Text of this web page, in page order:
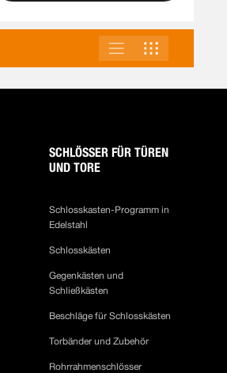
ANSICHTLISTE
SCHLÖSSER FÜR TÜREN
UND TORE
Schlosskasten-Programm in
Edelstahl
Schlosskästen
Gegenkästen und
Schließkästen
Beschläge für Schlosskästen
Torbänder und Zubehör
Rohrrahmenschlösser